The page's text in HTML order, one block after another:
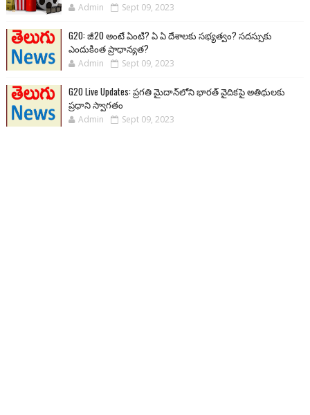
Admin Sept 09, 2023
G20: జీ20 అంటే ఏంటి? ఏ ఏ దేశాలకు సభ్యత్వం? సదస్సుకు
ఎందుకింత ప్రాధాన్యత?
Admin Sept 09, 2023
G20 Live Updates: ప్రగతి మైదాన్‌లోని భారత్ వైదికపై అతిథులకు
ప్రధాని స్వాగతం
Admin Sept 09, 2023